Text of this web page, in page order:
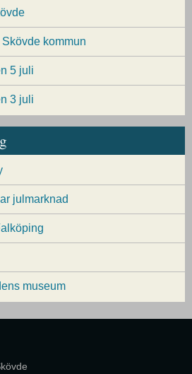
kommun
5 juli
3 juli
julmarknad
museum